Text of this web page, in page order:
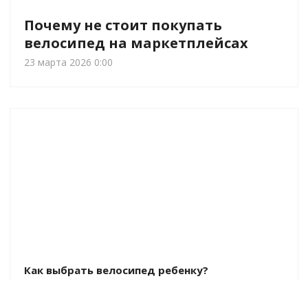
Почему не стоит покупать
велосипед на маркетплейсах
23 марта 2026 0:00
Как выбрать велосипед ребенку?